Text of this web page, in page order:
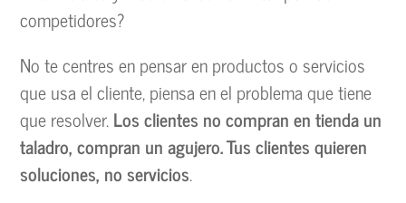
competidores?
No te centres en pensar en productos o servicios
que usa el cliente, piensa en el problema que tiene
que resolver.Los clientes no compran en tienda un
taladro, compran un agujero. Tus clientes quieren
soluciones, no servicios.